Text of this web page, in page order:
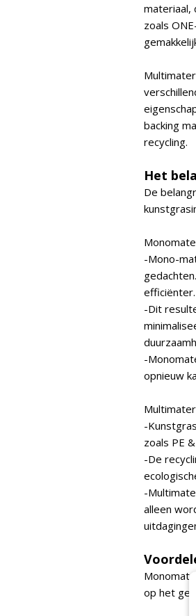
materiaal,
zoals
backing
recycling.
Het
De
-Mono-
efficiënter.
-Dit
-
opnieuw
-
zoals PE
-De
-
alleen
op het